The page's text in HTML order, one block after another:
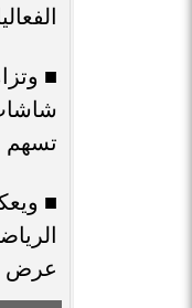
■
تسهم
■
عرض